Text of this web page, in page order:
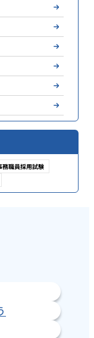
務職員採用試験